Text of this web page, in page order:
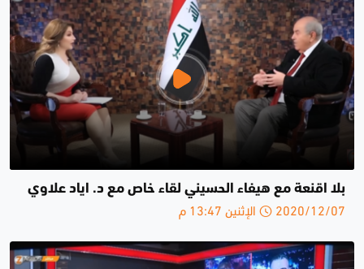
بلا اقنعة مع هيفاء الحسيني لقاء خاص مع د. اياد علاوي
2020/12/07 الإثنين 13:47 م